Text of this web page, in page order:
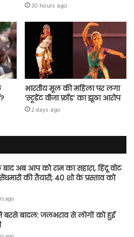
20 hours ago
भारतीय मूल की महिला पर लगा
‘स्टूडेंट वीजा फ्रॉड’ का झूठा आरोप
2 days ago
अब आप को राम का सहारा, हिंदू वोट
की तैयारी; 40 शो के प्रस्ताव को
ago
बरसे बादल: जलभराव से लोगों को हुई